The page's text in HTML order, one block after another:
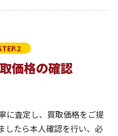
価格の確認
に査定し、買取価格をご提
したら本人確認を行い、必